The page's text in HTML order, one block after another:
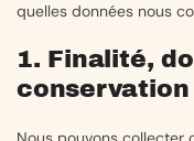
quelles données nous
1. Finalité,
conservation